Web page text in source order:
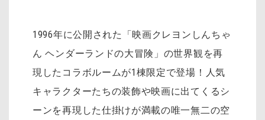
1996年に公開された「映画クレヨンしんちゃ
ん ヘンダーランドの大冒険」の世界観を再
現したコラボルームが1棟限定で登場！人気
キャラクターたちの装飾や映画に出てくるシ
ーンを再現した仕掛けが満載の唯一無二の空